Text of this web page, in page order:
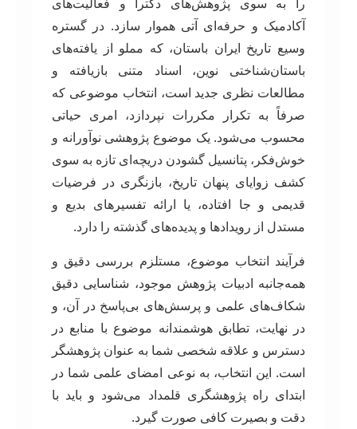
آکادمیک و حرفه‌ای آتی هموار سازد. در گستره
وسیع تاریخ ایران باستان، که مملو از یافته‌های
باستان‌شناختی نوین، اسناد متنی بازیافته و
مطالعات نظری جدید است، انتخاب موضوعی که
صرفاً به تکرار مکررات نپردازد، امری حیاتی
محسوب می‌شود. یک موضوع پژوهشی نوآورانه و
خوش‌فکر، پتانسیل گشودن دریچه‌ای تازه به سوی
کشف زوایای پنهان تاریخ، بازنگری در فرضیات
قدیمی و جا افتاده، یا ارائه تفسیرهای بدیع و
مستدل از رویدادها و پدیده‌های گذشته را دارد.
فرآیند انتخاب موضوع، مستلزم بررسی دقیق و
همه‌جانبه ادبیات پژوهش موجود، شناسایی دقیق
شکاف‌های علمی و پرسش‌های بی‌پاسخ در آن، و
در نهایت، تطابق هوشمندانه موضوع با منابع در
دسترس و علاقه شخصی شما به عنوان پژوهشگر
است. این انتخاب، به نوعی امضای علمی شما در
ابتدای راه پژوهشگری قلمداد می‌شود و باید با
دقت و بصیرت کافی صورت گیرد.